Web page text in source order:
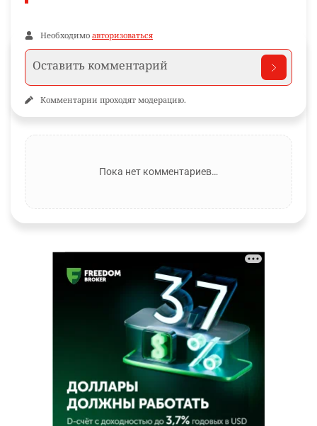
Необходимо авторизоваться
Комментарии проходят модерацию.
Пока нет комментариев…